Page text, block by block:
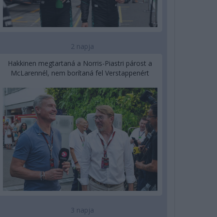
2 napja
Hakkinen megtartaná a Norris-Piastri párost a
McLarennél, nem borítaná fel Verstappenért
3 napja